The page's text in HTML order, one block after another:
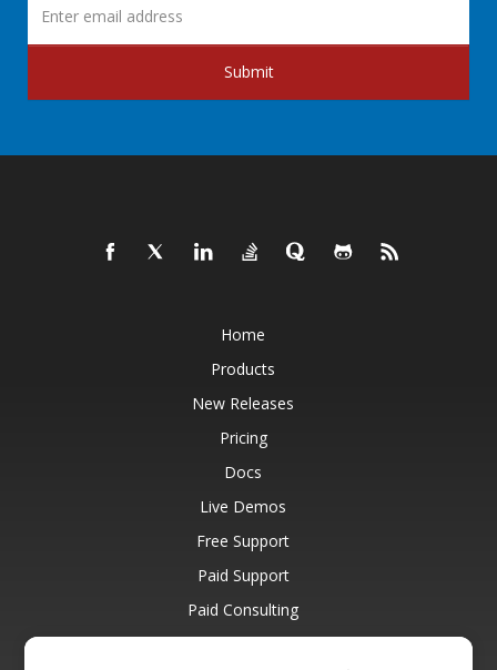
Submit
Home
Products
New Releases
Pricing
Docs
Live Demos
Free Support
Paid Support
Paid Consulting
Blog